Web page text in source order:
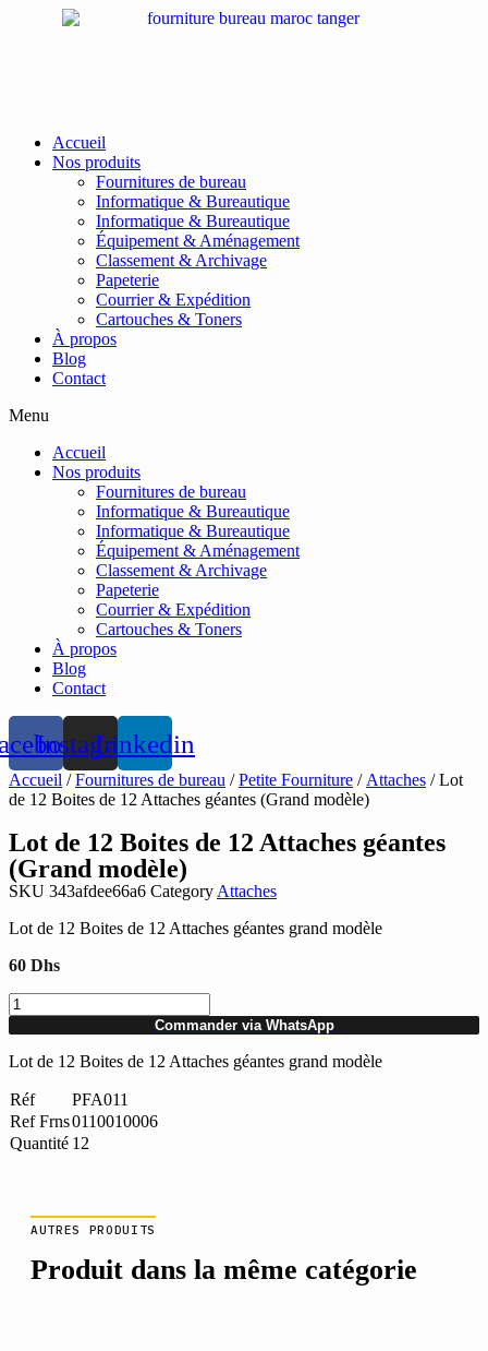
Accueil
Nos produits
Fournitures de bureau
Informatique & Bureautique
Informatique & Bureautique
Équipement & Aménagement
Classement & Archivage
Papeterie
Courrier & Expédition
Cartouches & Toners
À propos
Blog
Contact
Menu
Accueil
Nos produits
Fournitures de bureau
Informatique & Bureautique
Informatique & Bureautique
Équipement & Aménagement
Classement & Archivage
Papeterie
Courrier & Expédition
Cartouches & Toners
À propos
Blog
Contact
InstagramLinkedin
Accueil /Fournitures de bureau /Petite Fourniture / Attaches / Lot
de 12 Boites de 12 Attaches géantes (Grand modèle)
Lot de 12 Boites de 12 Attaches géantes
(Grand modèle)
SKU 343afdee66a6 Category Attaches
Lot de 12 Boites de 12 Attaches géantes grand modèle
60 Dhs
quantité
de
Lot
de
Boites
de
12
modèle)
Commander via WhatsApp
Lot de 12 Boites de 12 Attaches géantes grand modèle
Réf
PFA011
Ref Frns0110010006
Quantité 12
AUTRES PRODUITS
Produit dans la même catégorie